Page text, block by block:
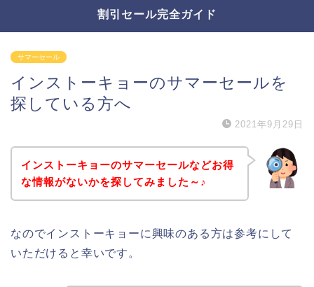
割引セール完全ガイド
サマーセール
インストーキョーのサマーセールを
探している方へ
2021年9月29日
インストーキョーのサマーセールなどお得
な情報がないかを探してみました～♪
なのでインストーキョーに興味のある方は参考にして
いただけると幸いです。